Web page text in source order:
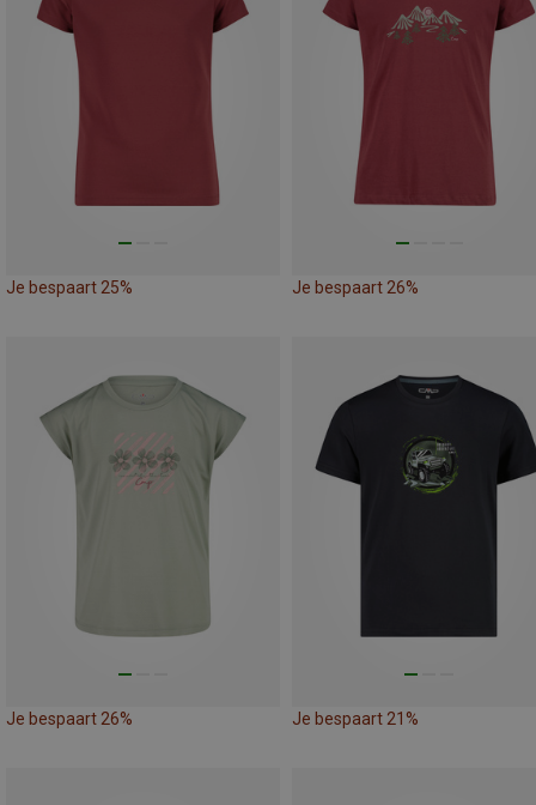
Je bespaart 25% Je bespaart 26%
Je bespaart 26% Je bespaart 21%